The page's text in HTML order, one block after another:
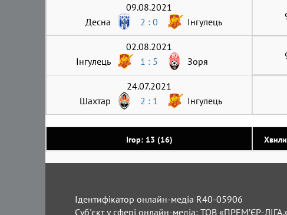
Ігор: 13 (16)
09.08.2021
Десна
2 : 0 Інгулець
02.08.2021
Інгулець
1 : 5 Зоря
24.07.2021
Шахтар
2 : 1 Інгулець
Ідентифікатор онлайн-медіа R40-05906
Суб'єкт у сфері онлайн-медіа: ТОВ «ПРЕМ’ЄР-